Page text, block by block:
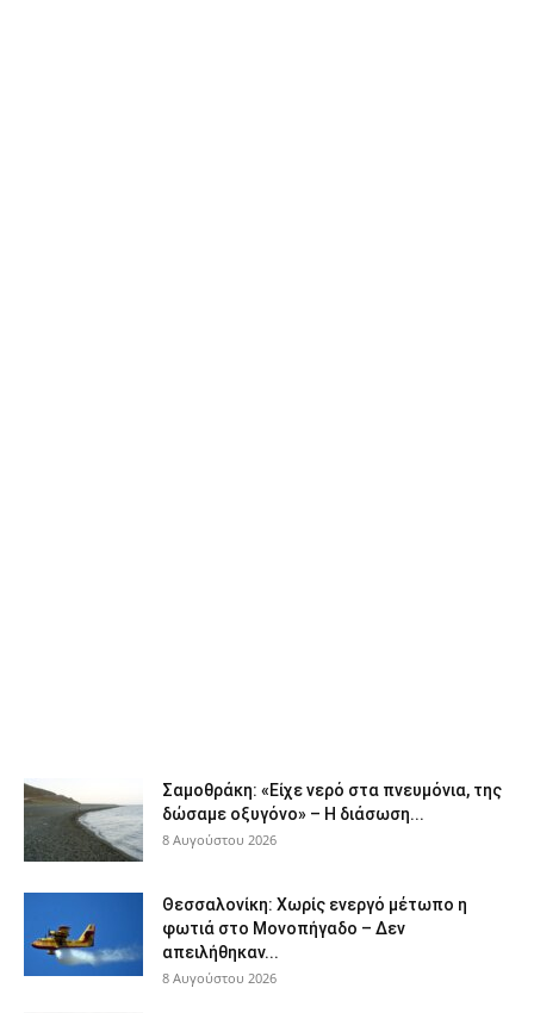
Σαμοθράκη: «Είχε νερό στα πνευμόνια, της
δώσαμε οξυγόνο» – Η διάσωση...
8 Αυγούστου 2026
Θεσσαλονίκη: Χωρίς ενεργό μέτωπο η
φωτιά στο Μονοπήγαδο – Δεν
απειλήθηκαν...
8 Αυγούστου 2026